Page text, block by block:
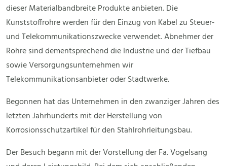
dieser Materialbandbreite Produkte anbieten. Die
Kunststoffrohre werden für den Einzug von Kabel zu Steuer-
und Telekommunikationszwecke verwendet. Abnehmer der
Rohre sind dementsprechend die Industrie und der Tiefbau
sowie Versorgungsunternehmen wir
Telekommunikationsanbieter oder Stadtwerke.
Begonnen hat das Unternehmen in den zwanziger Jahren des
letzten Jahrhunderts mit der Herstellung von
Korrosionsschutzartikel für den Stahlrohrleitungsbau.
Der Besuch begann mit der Vorstellung der Fa. Vogelsang